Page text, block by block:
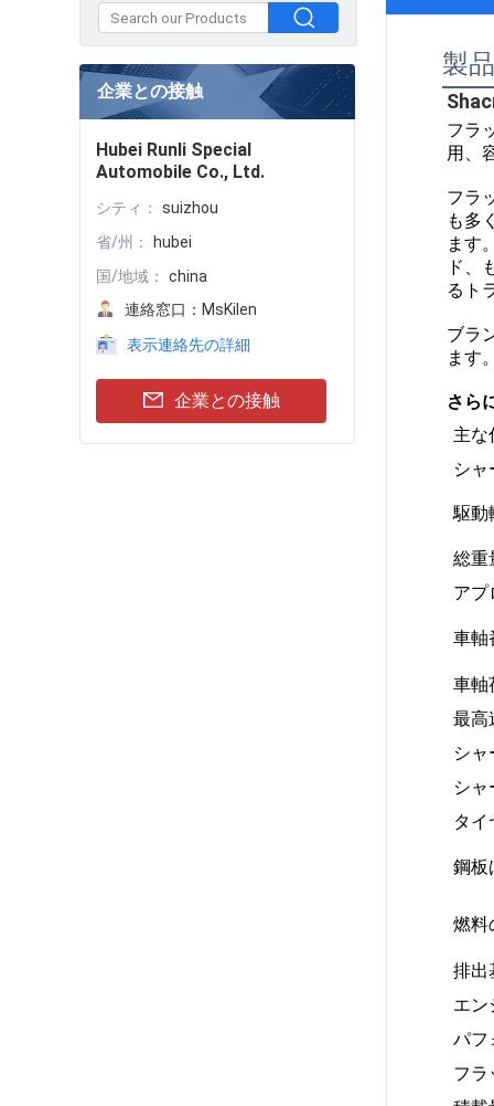
企業との接触
Hubei Runli Special
Automobile Co., Ltd.
シティ：
suizhou
省/州：
hubei
国/地域：
china
連絡窓口： MsKilen
表示連絡先の詳細
企業との接触
製
フラ
用、
フラ
も多
ます
ド、
るト
ブラ
ます
さら
主な
シ
駆動
総重
アプ
車軸
車軸
最高
シャ
シ
タイ
鋼板
燃料
排出
エン
パフ
フラ